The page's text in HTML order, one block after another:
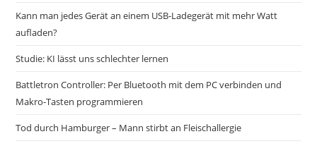
Kann man jedes Gerät an einem USB-Ladegerät mit mehr Watt
aufladen?
Studie: KI lässt uns schlechter lernen
Battletron Controller: Per Bluetooth mit dem PC verbinden und
Makro-Tasten programmieren
Tod durch Hamburger – Mann stirbt an Fleischallergie